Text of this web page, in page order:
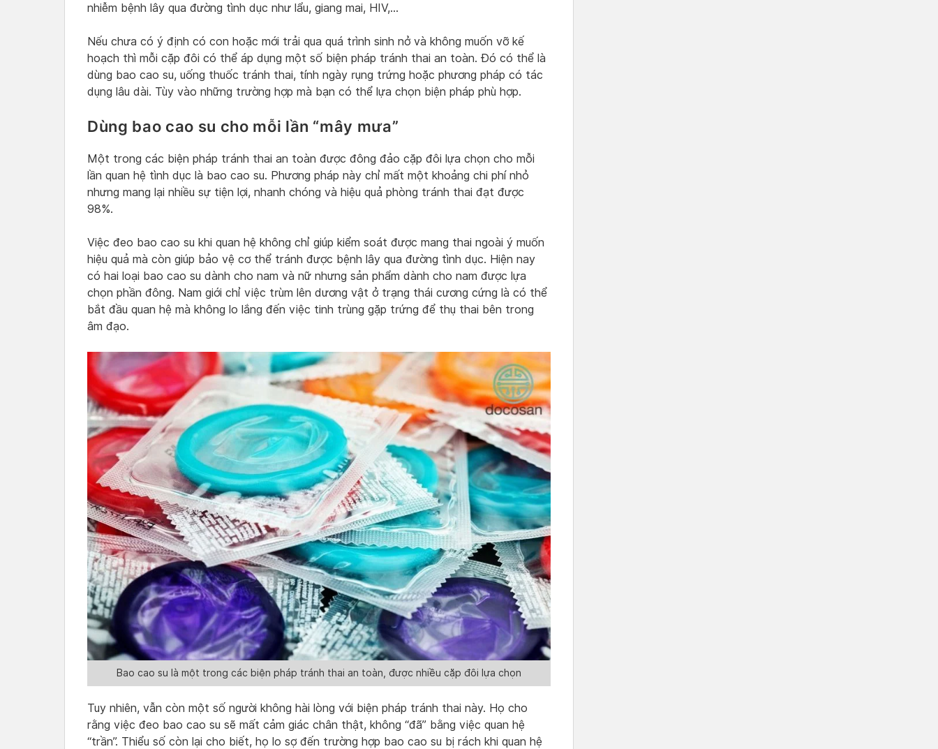
nhiễm bệnh lây qua đường tình dục như lẩu, giang mai, HIV,…
Nếu chưa có ý định có con hoặc mới trải qua quá trình sinh nở và không muốn vỡ kế
hoạch thì mỗi cặp đôi có thể áp dụng một số biện pháp tránh thai an toàn. Đó có thể là
dùng bao cao su, uống thuốc tránh thai, tính ngày rụng trứng hoặc phương pháp có tác
dụng lâu dài. Tùy vào những trường hợp mà bạn có thể lựa chọn biện pháp phù hợp.
Dùng bao cao su cho mỗi lần “mây mưa”
Một trong các biện pháp tránh thai an toàn được đông đảo cặp đôi lựa chọn cho mỗi
lần quan hệ tình dục là bao cao su. Phương pháp này chỉ mất một khoảng chi phí nhỏ
nhưng mang lại nhiều sự tiện lợi, nhanh chóng và hiệu quả phòng tránh thai đạt được
98%.
Việc đeo bao cao su khi quan hệ không chỉ giúp kiểm soát được mang thai ngoài ý muốn
hiệu quả mà còn giúp bảo vệ cơ thể tránh được bệnh lây qua đường tình dục. Hiện nay
có hai loại bao cao su dành cho nam và nữ nhưng sản phẩm dành cho nam được lựa
chọn phần đông. Nam giới chỉ việc trùm lên dương vật ở trạng thái cương cứng là có thể
bắt đầu quan hệ mà không lo lắng đến việc tinh trùng gặp trứng để thụ thai bên trong
âm đạo.
Bao cao su là một trong các biện pháp tránh thai an toàn, được nhiều cặp đôi lựa chọn
Tuy nhiên, vẫn còn một số người không hài lòng với biện pháp tránh thai này. Họ cho
rằng việc đeo bao cao su sẽ mất cảm giác chân thật, không “đã” bằng việc quan hệ
“trần”. Thiểu số còn lại cho biết, họ lo sợ đến trường hợp bao cao su bị rách khi quan hệ